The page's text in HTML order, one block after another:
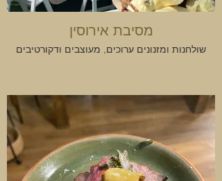
מסיבת אירוסין
שולחנות ומזנונים ערוכים, מעוצבים ודקורטיבים